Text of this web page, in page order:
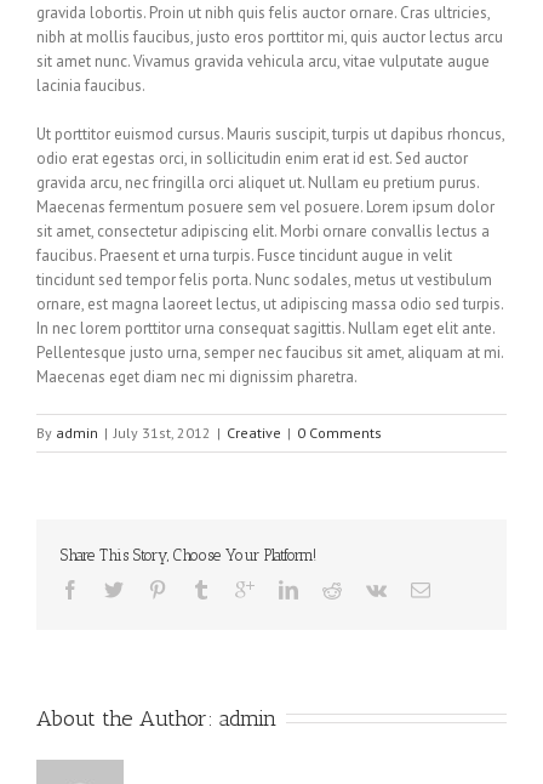
gravida lobortis. Proin ut nibh quis felis auctor ornare. Cras ultricies,
nibh at mollis faucibus, justo eros porttitor mi, quis auctor lectus arcu
sit amet nunc. Vivamus gravida vehicula arcu, vitae vulputate augue
lacinia faucibus.
Ut porttitor euismod cursus. Mauris suscipit, turpis ut dapibus rhoncus,
odio erat egestas orci, in sollicitudin enim erat id est. Sed auctor
gravida arcu, nec fringilla orci aliquet ut. Nullam eu pretium purus.
Maecenas fermentum posuere sem vel posuere. Lorem ipsum dolor
sit amet, consectetur adipiscing elit. Morbi ornare convallis lectus a
faucibus. Praesent et urna turpis. Fusce tincidunt augue in velit
tincidunt sed tempor felis porta. Nunc sodales, metus ut vestibulum
ornare, est magna laoreet lectus, ut adipiscing massa odio sed turpis.
In nec lorem porttitor urna consequat sagittis. Nullam eget elit ante.
Pellentesque justo urna, semper nec faucibus sit amet, aliquam at mi.
Maecenas eget diam nec mi dignissim pharetra.
By admin | July 31st, 2012 | Creative | 0 Comments
Share This Story, Choose Your Platform!
About the Author: admin